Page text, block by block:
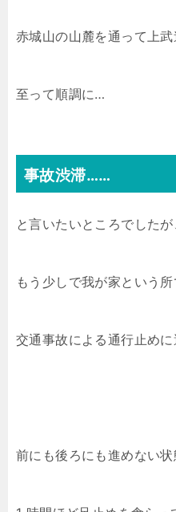
赤城山の山麓を通って上
至って順調に…
事故渋滞……
と言いたいところでしたが
もう少しで我が家という所
交通事故による通行止めに
前にも後ろにも進めない